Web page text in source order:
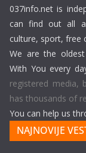
037info.net is
can find out all
culture, sport, free
We are the
With You every
registered media,
has thousands of
You can help us
NAJNOVIJE